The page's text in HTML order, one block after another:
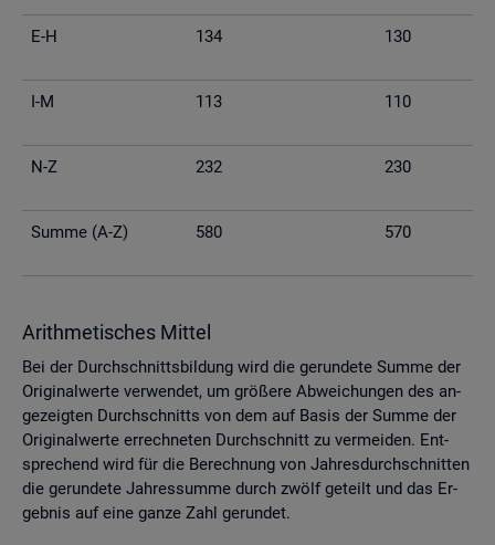
E-H 134 130
I-M 113 110
N-Z 232 230
Summe (A-Z) 580 570
Arith­me­ti­sches Mit­tel
Bei der Durch­schnitts­bil­dung wird die ge­run­de­te Summe der
Ori­gi­nal­wer­te ver­wen­det, um grö­ße­re Ab­wei­chun­gen des an­
ge­zeig­ten Durch­schnitts von dem auf Basis der Summe der
Ori­gi­nal­wer­te er­rech­ne­ten Durch­schnitt zu ver­mei­den. Ent­
spre­chend wird für die Be­rech­nung von Jah­res­durch­schnit­ten
die ge­run­de­te Jah­res­sum­me durch zwölf ge­teilt und das Er­
geb­nis auf eine ganze Zahl ge­run­det.